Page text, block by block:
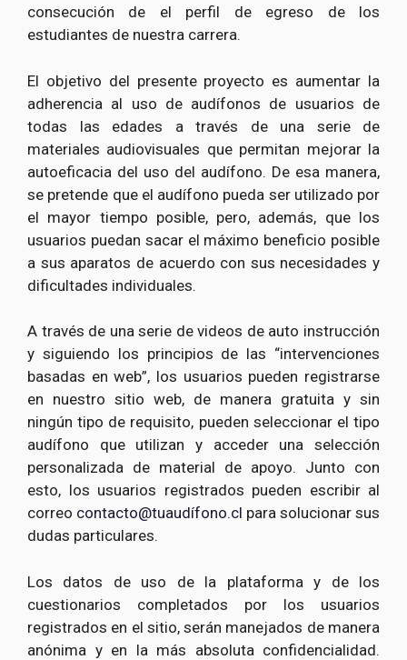
consecución de el perfil de egreso de los
estudiantes de nuestra carrera.
El objetivo del presente proyecto es aumentar la
adherencia al uso de audífonos de usuarios de
todas las edades a través de una serie de
materiales audiovisuales que permitan mejorar la
autoeficacia del uso del audífono. De esa manera,
se pretende que el audífono pueda ser utilizado por
el mayor tiempo posible, pero, además, que los
usuarios puedan sacar el máximo beneficio posible
a sus aparatos de acuerdo con sus necesidades y
dificultades individuales.
A través de una serie de videos de auto instrucción
y siguiendo los principios de las “intervenciones
basadas en web”, los usuarios pueden registrarse
en nuestro sitio web, de manera gratuita y sin
ningún tipo de requisito, pueden seleccionar el tipo
audífono que utilizan y acceder una selección
personalizada de material de apoyo. Junto con
esto, los usuarios registrados pueden escribir al
correo contacto@tuaudífono.cl para solucionar sus
dudas particulares.
Los datos de uso de la plataforma y de los
cuestionarios completados por los usuarios
registrados en el sitio, serán manejados de manera
anónima y en la más absoluta confidencialidad.